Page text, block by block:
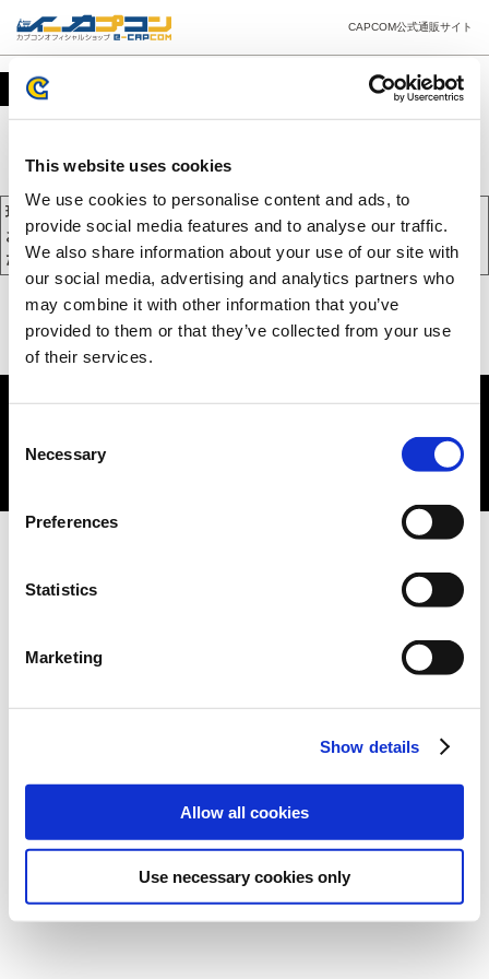
This website uses cookies
We use cookies to personalise content and ads, to
provide social media features and to analyse our traffic.
We also share information about your use of our site with
our social media, advertising and analytics partners who
may combine it with other information that you’ve
provided to them or that they’ve collected from your use
of their services.
Selection
Necessary
Preferences
Statistics
Marketing
Show details
Allow all cookies
Use necessary cookies only
CAPCOM公式通販サイト
カート
現在、カートには商品が入っておりません。
お買い物を続けるには下の 「お買い物を続ける」 をクリックしてく
ださい。